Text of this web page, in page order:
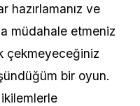
hazırlamanız ve
müdahale etmeniz
çekmeyeceğiniz
bir oyun.
ikilemlerle